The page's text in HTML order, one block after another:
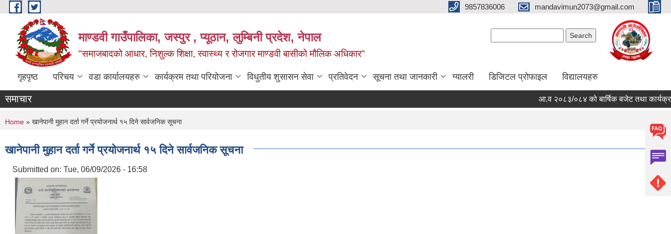
Skip to main content 9857836006 mandavimun2073@gmail.com
माण्डवी गाउँपालिका, जस्पुर , प्यूठान, लुम्बिनी प्रदेश, नेपाल
"समाजबादको आधार, निशुल्क शिक्षा, स्वास्थ्य र रोजगार माण्डवी बासीको मौलिक अधिकार"
गृहपृष्ठ परिचय वडा कार्यालयहरु कार्यक्रम तथा परियोजना विधुतीय शुसासन सेवा प्रतिवेदन सूचना तथा जानकारी ग्यालरी डिजिटल प्रोफाइल विद्यालयहरु
समाचार आ.व २०८३/०८४ को बार्षिक बजेट तथा कार्यक्रम
You are here
Home » खानेपानी मुहान दर्ता गर्ने प्रयोजनार्थ १५ दिने सार्वजनिक सूचना
खानेपानी मुहान दर्ता गर्ने प्रयोजनार्थ १५ दिने सार्वजनिक सूचना
Submitted on: Tue, 06/09/2026 - 16:58